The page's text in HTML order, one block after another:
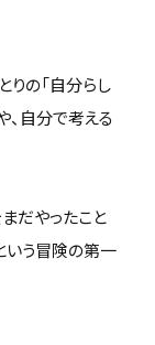
りの「自分らし
、自分で考える
まだやったこと
いう冒険の第一